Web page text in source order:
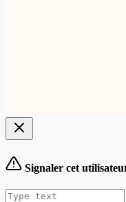
Signaler cet